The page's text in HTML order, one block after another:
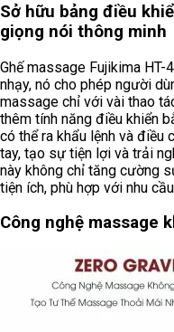
Sở hữu bảng điều
giọng nói thông minh
Ghế massage Fujikima
nhạy, nó cho phép người
massage chỉ với vài thao
thêm tính năng điều khiển
có thể ra khẩu lệnh và điều
tay, tạo sự tiện lợi và trải
này không chỉ tăng cường
tiện ích, phù hợp với nhu
Công nghệ massage